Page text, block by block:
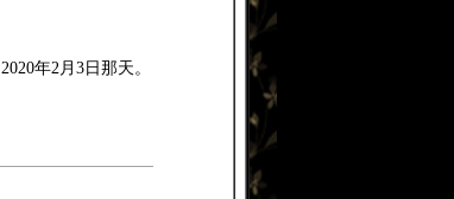
年2月3日那天。